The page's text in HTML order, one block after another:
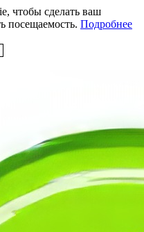
чтобы сделать ваш
посещаемость. Подробнее